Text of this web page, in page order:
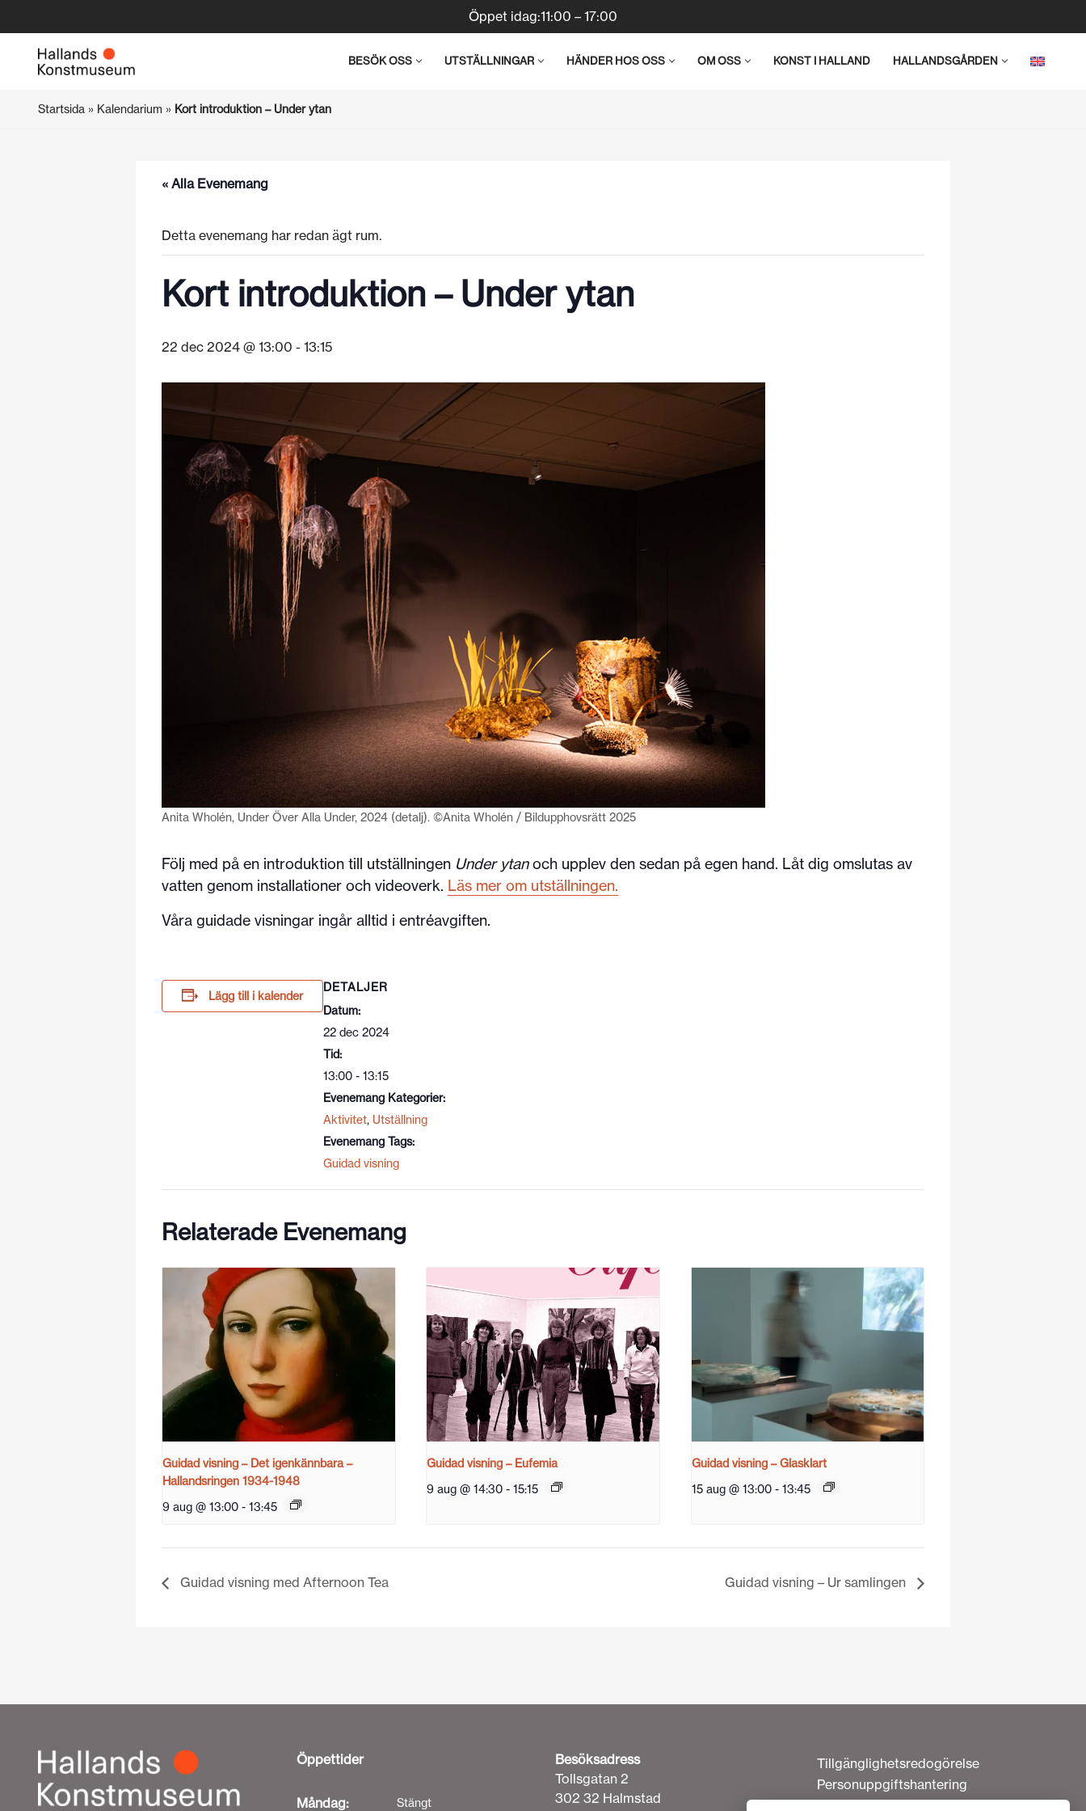
Hoppa
Öppet idag:11:00 – 17:00
BESÖK OSS UTSTÄLLNINGAR HÄNDER HOS OSS OM OSS KONST I HALLAND HALLANDSGÅRDEN
Startsida » Kalendarium » Kort introduktion – Under ytan
« Alla Evenemang
Detta evenemang har redan ägt rum.
Kort introduktion – Under ytan
22 dec 2024 @ 13:00 - 13:15
Anita Wholén, Under Över Alla Under, 2024 (detalj). ©Anita Wholén / Bildupphovsrätt 2025
Följ med på en introduktion till utställningen Under ytanoch upplev den sedan på egen hand. Låt dig omslutas av
vatten genom installationer och videoverk. Läs mer om utställningen.
Våra guidade visningar ingår alltid i entréavgiften.
Lägg till i kalender
DETALJER
Datum:
22 dec 2024
Tid:
13:00 - 13:15
Evenemang Kategorier:
Aktivitet, Utställning
Evenemang Tags:
Guidad visning
Relaterade Evenemang
Guidad visning – Det igenkännbara –
Hallandsringen 1934-1948
9 aug @ 13:00 - 13:45
Guidad visning – Eufemia
9 aug @ 14:30 - 15:15
Guidad visning – Glasklart
15 aug @ 13:00 - 13:45
Guidad visning med Afternoon Tea Guidad visning – Ur samlingen
Öppettider
Måndag: Stängt
Besöksadress
Tollsgatan 2
302 32 Halmstad
Tillgänglighetsredogörelse
Personuppgiftshantering
Om cookies